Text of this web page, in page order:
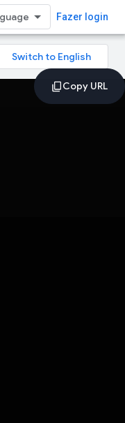
Fazer login